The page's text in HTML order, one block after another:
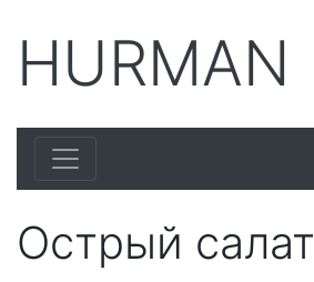
HURMAN
Острый салат